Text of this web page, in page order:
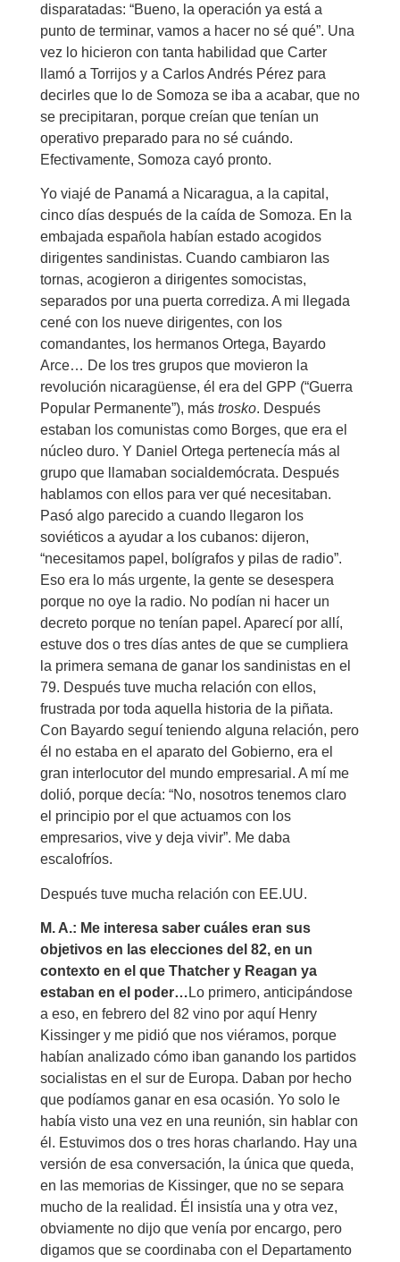
disparatadas: “Bueno, la operación ya está a
punto de terminar, vamos a hacer no sé qué”. Una
vez lo hicieron con tanta habilidad que Carter
llamó a Torrijos y a Carlos Andrés Pérez para
decirles que lo de Somoza se iba a acabar, que no
se precipitaran, porque creían que tenían un
operativo preparado para no sé cuándo.
Efectivamente, Somoza cayó pronto.
Yo viajé de Panamá a Nicaragua, a la capital,
cinco días después de la caída de Somoza. En la
embajada española habían estado acogidos
dirigentes sandinistas. Cuando cambiaron las
tornas, acogieron a dirigentes somocistas,
separados por una puerta corrediza. A mi llegada
cené con los nueve dirigentes, con los
comandantes, los hermanos Ortega, Bayardo
Arce… De los tres grupos que movieron la
revolución nicaragüense, él era del GPP (“Guerra
Popular Permanente”), más trosko. Después
estaban los comunistas como Borges, que era el
núcleo duro. Y Daniel Ortega pertenecía más al
grupo que llamaban socialdemócrata. Después
hablamos con ellos para ver qué necesitaban.
Pasó algo parecido a cuando llegaron los
soviéticos a ayudar a los cubanos: dijeron,
“necesitamos papel, bolígrafos y pilas de radio”.
Eso era lo más urgente, la gente se desespera
porque no oye la radio. No podían ni hacer un
decreto porque no tenían papel. Aparecí por allí,
estuve dos o tres días antes de que se cumpliera
la primera semana de ganar los sandinistas en el
79. Después tuve mucha relación con ellos,
frustrada por toda aquella historia de la piñata.
Con Bayardo seguí teniendo alguna relación, pero
él no estaba en el aparato del Gobierno, era el
gran interlocutor del mundo empresarial. A mí me
dolió, porque decía: “No, nosotros tenemos claro
el principio por el que actuamos con los
empresarios, vive y deja vivir”. Me daba
escalofríos.
Después tuve mucha relación con EE.UU.
M. A.: Me interesa saber cuáles eran sus
objetivos en las elecciones del 82, en un
contexto en el que Thatcher y Reagan ya
estaban en el poder… Lo primero, anticipándose
a eso, en febrero del 82 vino por aquí Henry
Kissinger y me pidió que nos viéramos, porque
habían analizado cómo iban ganando los partidos
socialistas en el sur de Europa. Daban por hecho
que podíamos ganar en esa ocasión. Yo solo le
había visto una vez en una reunión, sin hablar con
él. Estuvimos dos o tres horas charlando. Hay una
versión de esa conversación, la única que queda,
en las memorias de Kissinger, que no se separa
mucho de la realidad. Él insistía una y otra vez,
obviamente no dijo que venía por encargo, pero
digamos que se coordinaba con el Departamento